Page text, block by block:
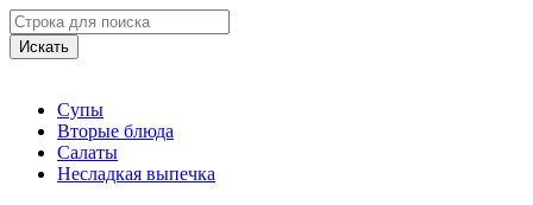
Искать
Супы
Вторые блюда
Салаты
Несладкая выпечка